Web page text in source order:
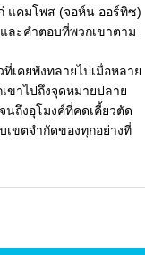
แคมโพส (จอห์น ออร์ทิซ)
ละคำตอบที่พวกเขาตาม
เคยพังทลายไปเมื่อหลาย
ขาไปถึงจุดหมายปลาย
ถึงอุโมงค์ที่คดเคี้ยวตัด
ขตจำกัดของทุกอย่างที่